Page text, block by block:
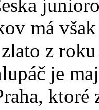
má
z
je